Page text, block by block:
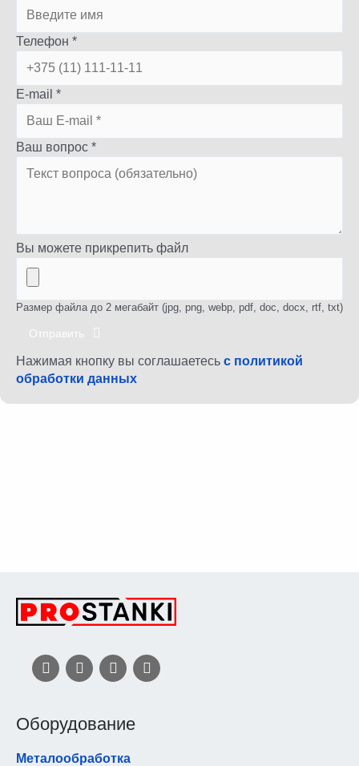
Телефон *
E-mail *
Ваш вопрос *
Вы можете прикрепить файл
Размер файла до 2 мегабайт (jpg, png, webp, pdf, doc, docx, rtf, txt)
Отправить
Нажимая кнопку вы соглашаетесь с политикой
обработки данных
Оборудование
Металообработка